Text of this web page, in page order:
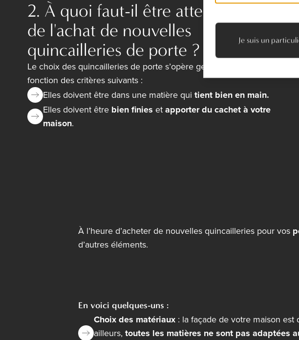
2. À quoi faut-il être attentif lors
de l'achat de nouvelles
quincailleries de porte ?
Le choix des quincailleries de porte s’opère généralement en
fonction des critères suivants :
Elles doivent être dans une matière qui tient bien en main.
Elles doivent être bien finies etapporter du cachet à votre
maison.
À l’heure d’acheter de nouvelles quincailleries pour vos
d’autres éléments.
En voici quelques-uns :
Choix des matériaux : la façade de votre maison
ailleurs, toutes les matières ne sont pas adaptées
Je suis un